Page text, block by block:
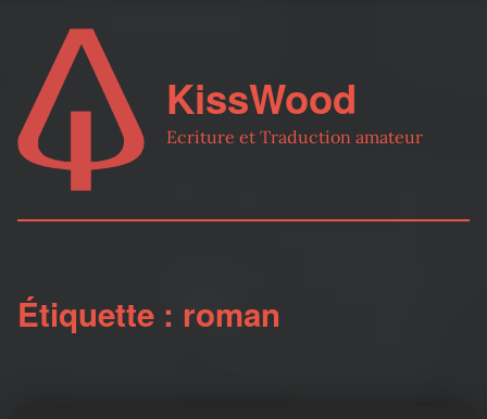
KissWood
Ecriture et Traduction amateur
Étiquette : roman